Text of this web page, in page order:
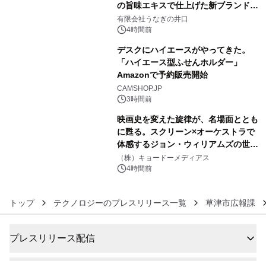
の旨味エキスで仕上げた新ブランド
「井口の誉」誕生
有限会社うなぎの井口
4時間前
デスクにハイエースがやってきた。
「ハイエース型ふせんホルダー」
Amazonで予約販売開始
CAMSHOP.JP
3時間前
映画史を変えた旋律が、名場面ととも
に甦る。スクリーン×オーケストラで
体感するジョン・ウィリアムズの世
界。ジョン・ウィリアムズ：シネマ・
スペクタキュラー・コンサート 開催決
（株）キョードーメディアス
4時間前
トップ テクノロジーのプレスリリース一覧 草津市広報課
プレスリリース配信